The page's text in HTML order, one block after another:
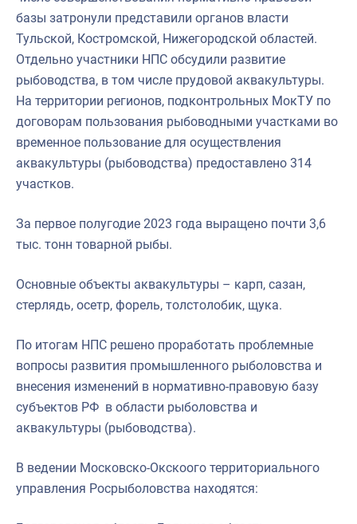
базы затронули представили органов власти
Тульской, Костромской, Нижегородской областей.
Отдельно участники НПС обсудили развитие
рыбоводства, в том числе прудовой аквакультуры.
На территории регионов, подконтрольных МокТУ по
договорам пользования рыбоводными участками во
временное пользование для осуществления
аквакультуры (рыбоводства) предоставлено 314
участков.
За первое полугодие 2023 года выращено почти 3,6
тыс. тонн товарной рыбы.
Основные объекты аквакультуры – карп, сазан,
стерлядь, осетр, форель, толстолобик, щука.
По итогам НПС решено проработать проблемные
вопросы развития промышленного рыболовства и
внесения изменений в нормативно-правовую базу
субъектов РФ в области рыболовства и
аквакультуры (рыбоводства).
В ведении Московско-Окскоого территориального
управления Росрыболовства находятся: